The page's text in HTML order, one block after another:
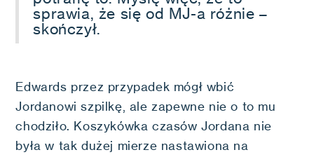
sprawia, że się od MJ-a różnie –
skończył.
Edwards przez przypadek mógł wbić
Jordanowi szpilkę, ale zapewne nie o to mu
chodziło. Koszykówka czasów Jordana nie
była w tak dużej mierze nastawiona na